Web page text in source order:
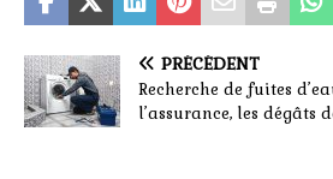
PRÉCÉDENT
Recherche de fuites
l’assurance, les dégâts